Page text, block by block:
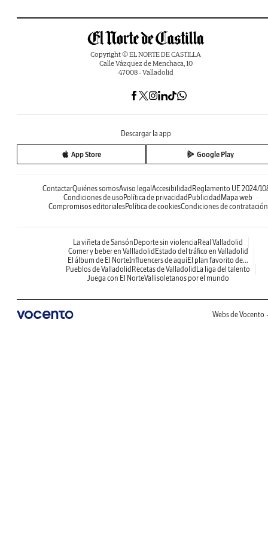
Copyright © EL NORTE DE CASTILLA
Calle Vázquez de Menchaca, 10
47008 - Valladolid
Descargar la app
App Store Google Play
ContactarQuiénes somosAviso legal Accesibilidad Reglamento UE 2024/
Condiciones de uso Política de privacidad Publicidad Mapa web
Compromisos editorialesPolítica de cookiesCondiciones de contratación
La viñeta de Sansón Deporte sin violencia Real Valladolid
Comer y beber en Vallladolid Estado del tráfico en Valladolid
El álbum de El NorteInfluencers de aquíEl plan favorito de...
Pueblos de Valladolid Recetas de Valladolid La liga del talento
Juega con El NorteVallisoletanos por el mundo
Webs de Vocento